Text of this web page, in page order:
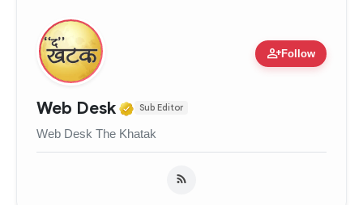
person_addFollow
Web Desk Verified Media or
Sub Editor
Web Desk The Khatak